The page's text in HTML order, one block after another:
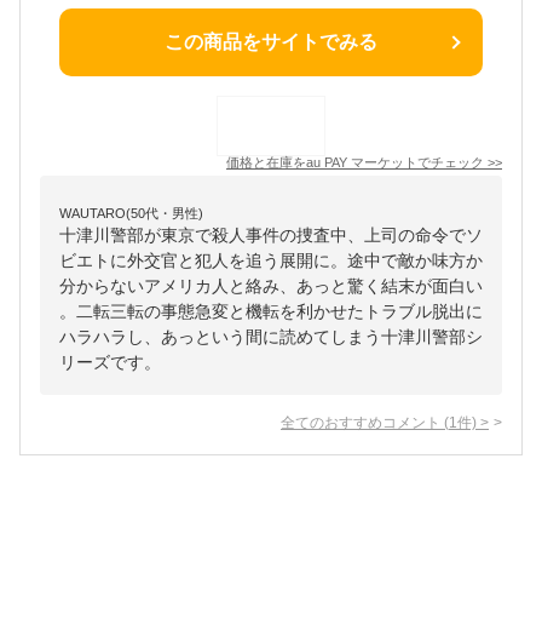
この商品をサイトでみる
価格と在庫をau PAY マーケット でチェック >>
WAUTARO(50代・男性)
十津川警部が東京で殺人事件の捜査中、上司の命令でソ
ビエトに外交官と犯人を追う展開に。途中で敵か味方か
分からないアメリカ人と絡み、あっと驚く結末が面白い
。二転三転の事態急変と機転を利かせたトラブル脱出に
ハラハラし、あっという間に読めてしまう十津川警部シ
リーズです。
全てのおすすめコメント (1 件) >